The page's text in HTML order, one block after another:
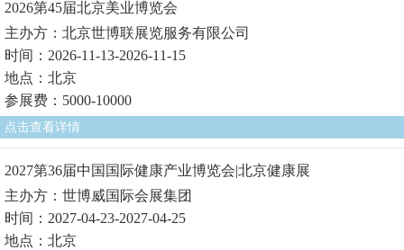
2026第45届北京美业博览会
主办方：北京世博联展览服务有限公司
时间：2026-11-13-2026-11-15
地点：北京
参展费：5000-10000
点击查看详情
2027第36届中国国际健康产业博览会|北京健康展
主办方：世博威国际会展集团
时间：2027-04-23-2027-04-25
地点：北京